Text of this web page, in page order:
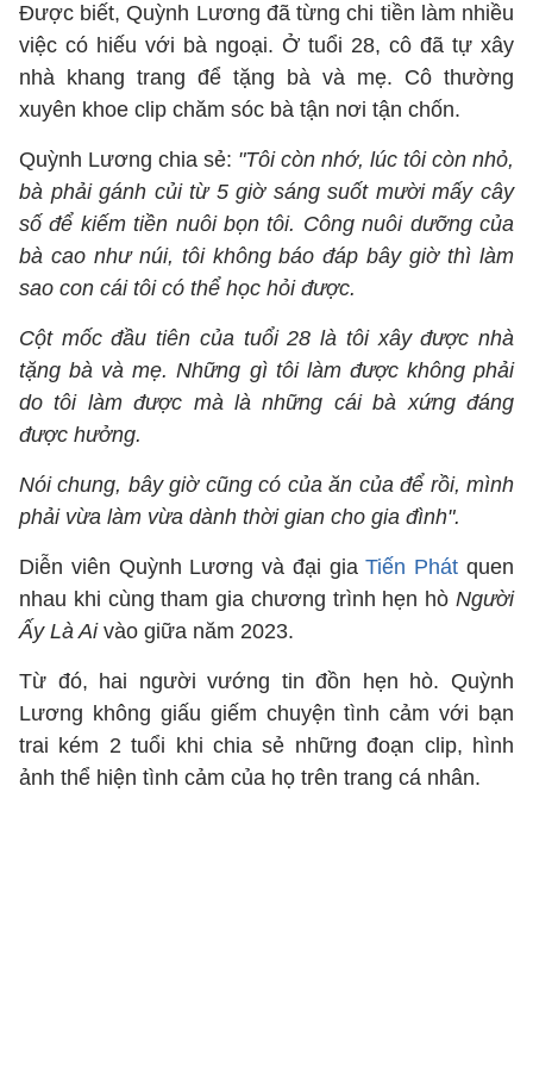
Được biết, Quỳnh Lương đã từng chi tiền làm nhiều
việc có hiếu với bà ngoại. Ở tuổi 28, cô đã tự xây
nhà khang trang để tặng bà và mẹ. Cô thường
xuyên khoe clip chăm sóc bà tận nơi tận chốn.
Quỳnh Lương chia sẻ: "Tôi còn nhớ, lúc tôi còn nhỏ,
bà phải gánh củi từ 5 giờ sáng suốt mười mấy cây
số để kiếm tiền nuôi bọn tôi. Công nuôi dưỡng của
bà cao như núi, tôi không báo đáp bây giờ thì làm
sao con cái tôi có thể học hỏi được.
Cột mốc đầu tiên của tuổi 28 là tôi xây được nhà
tặng bà và mẹ. Những gì tôi làm được không phải
do tôi làm được mà là những cái bà xứng đáng
được hưởng.
Nói chung, bây giờ cũng có của ăn của để rồi, mình
phải vừa làm vừa dành thời gian cho gia đình".
Diễn viên Quỳnh Lương và đại giaTiến Phát quen
nhau khi cùng tham gia chương trình hẹn hò Người
Ấy Là Aivào giữa năm 2023.
Từ đó, hai người vướng tin đồn hẹn hò. Quỳnh
Lương không giấu giếm chuyện tình cảm với bạn
trai kém 2 tuổi khi chia sẻ những đoạn clip, hình
ảnh thể hiện tình cảm của họ trên trang cá nhân.